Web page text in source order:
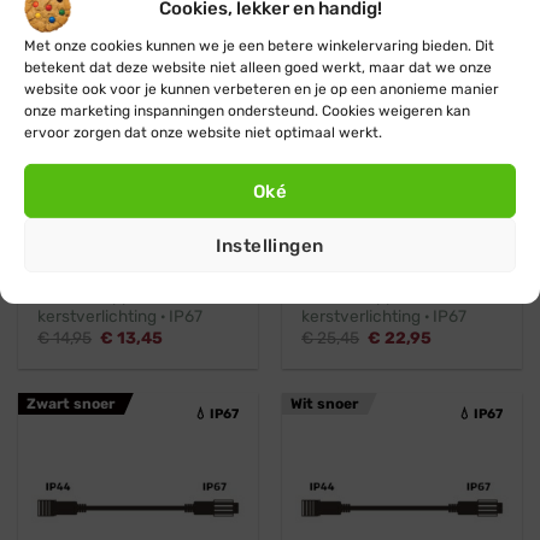
Cookies, lekker en handig!
Met onze cookies kunnen we je een betere winkelervaring bieden. Dit
betekent dat deze website niet alleen goed werkt, maar dat we onze
website ook voor je kunnen verbeteren en je op een anonieme manier
onze marketing inspanningen ondersteund. Cookies weigeren kan
ervoor zorgen dat onze website niet optimaal werkt.
Oké
Instellingen
kerstverlichting · IP67
€14,95 Oorspronkelijke
€ 13,45
Blynx Connect
kerstverlichting · IP67
€25,45 Oorspronkelijke
€ 22,95
💧 IP67
Zwart snoer
💧 IP67
Wit snoer